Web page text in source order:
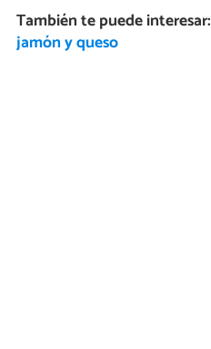
También te puede interesar:
jamón y queso